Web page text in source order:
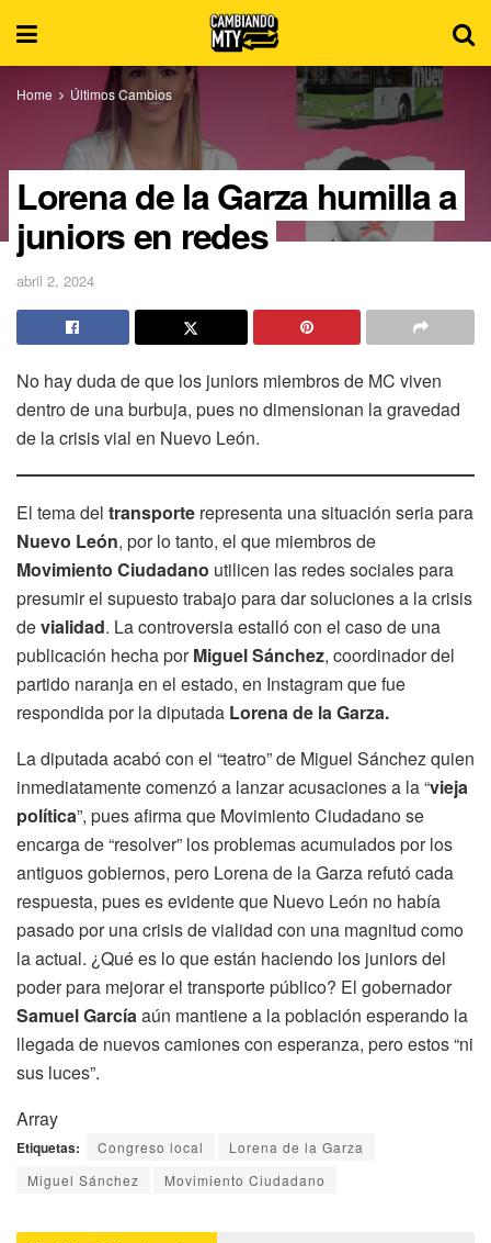
Home Últimos Cambios
Lorena de la Garza humilla a
juniors en redes
abril 2, 2024
No hay duda de que los juniors miembros de MC viven
dentro de una burbuja, pues no dimensionan la gravedad
de la crisis vial en Nuevo León.
El tema del transporte representa una situación seria para
Nuevo León, por lo tanto, el que miembros de
Movimiento Ciudadano utilicen las redes sociales para
presumir el supuesto trabajo para dar soluciones a la crisis
devialidad. La controversia estalló con el caso de una
publicación hecha porMiguel Sánchez, coordinador del
partido naranja en el estado, en Instagram que fue
respondida por la diputada Lorena de la Garza.
La diputada acabó con el “teatro” de Miguel Sánchez quien
inmediatamente comenzó a lanzar acusaciones a la “vieja
política”, pues afirma que Movimiento Ciudadano se
encarga de “resolver” los problemas acumulados por los
antiguos gobiernos, pero Lorena de la Garza refutó cada
respuesta, pues es evidente que Nuevo León no había
pasado por una crisis de vialidad con una magnitud como
la actual. ¿Qué es lo que están haciendo los juniors del
poder para mejorar el transporte público? El gobernador
Samuel Garcíaaún mantiene a la población esperando la
llegada de nuevos camiones con esperanza, pero estos “ni
sus luces”.
Array
Etiquetas: Congreso local
Lorena de la Garza
Miguel Sánchez
Movimiento Ciudadano